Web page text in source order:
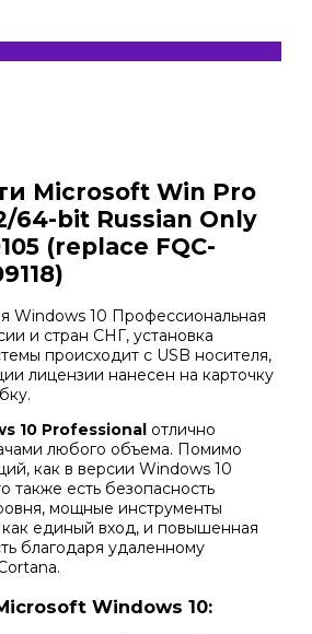
Microsoft Win Pro
64-bit Russian Only
(replace FQC-
Windows 10 Профессиональная
и стран СНГ, установка
происходит с USB носителя,
лицензии нанесен на карточку
10 Professional отлично
любого объема. Помимо
как в версии Windows 10
также есть безопасность
мощные инструменты
как единый вход, и повышенная
благодаря удаленному
Windows 10: